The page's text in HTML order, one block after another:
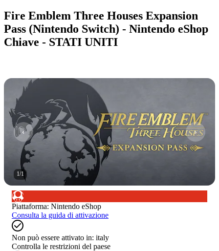
Fire Emblem Three Houses Expansion
Pass (Nintendo Switch) - Nintendo eShop
Chiave - STATI UNITI
1/1
Piattaforma: Nintendo eShop
Consulta la guida di attivazione
Non può essere attivato in: italy
Controlla le restrizioni del paese